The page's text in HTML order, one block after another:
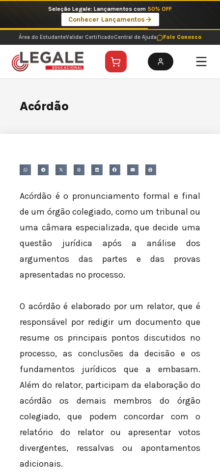
o
conteúdo
Seleção Legale: Lançamentos com 50% OFF
Conhecer Lançamentos
Área do EstudanteValidar CertificadoCentral de Ajuda Fale Conosco
Acórdão
Acórdão é o pronunciamento formal e final
de um órgão colegiado, como um tribunal ou
uma câmara especializada, que decide uma
questão jurídica após a análise dos
argumentos das partes e das provas
apresentadas no processo.
O acórdão é elaborado por um relator, que é
responsável por redigir um documento que
resume os principais pontos discutidos no
processo, as conclusões da decisão e os
fundamentos jurídicos que a embasam.
Além do relator, participam da elaboração do
acórdão os demais membros do órgão
colegiado, que podem concordar com o
relatório do relator ou apresentar votos
divergentes, ressalvas ou apontamentos
adicionais.